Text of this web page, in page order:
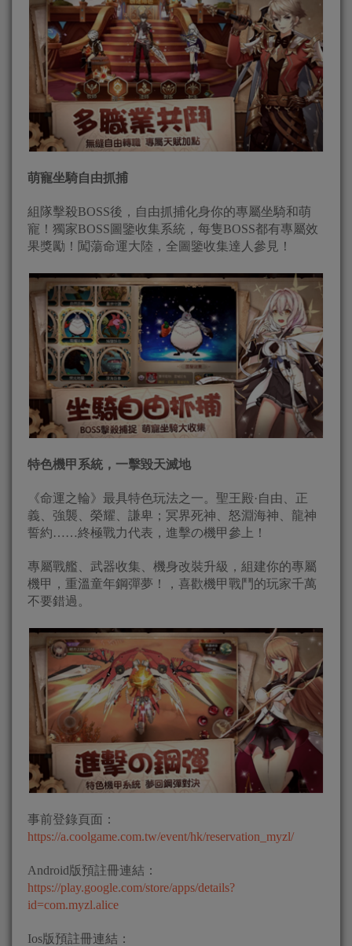
萌寵坐騎自由抓捕
組隊擊殺BOSS後，自由抓捕化身你的專屬坐騎和萌
寵！獨家BOSS圖鑒收集系統，每隻BOSS都有專屬效
果獎勵！闖蕩命運大陸，全圖鑒收集達人參見！
特色機甲系統，一擊毀天滅地
《命運之輪》最具特色玩法之一。聖王殿·自由、正
義、強襲、榮耀、謙卑；冥界死神、怒淵海神、龍神
誓約……終極戰力代表，進擊の機甲參上！
專屬戰艦、武器收集、機身改裝升級，組建你的專屬
機甲，重溫童年鋼彈夢！，喜歡機甲戰鬥的玩家千萬
不要錯過。
事前登錄頁面：
https://a.coolgame.com.tw/event/hk/reservation_myzl/
Android版預註冊連結：
https://play.google.com/store/apps/details?
id=com.myzl.alice
Ios版預註冊連結：